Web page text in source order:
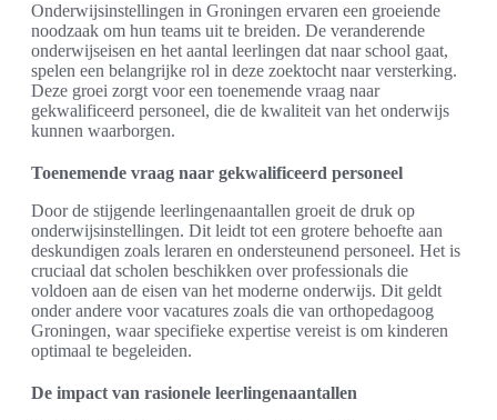
Onderwijsinstellingen in Groningen ervaren een groeiende
noodzaak om hun teams uit te breiden. De veranderende
onderwijseisen en het aantal leerlingen dat naar school gaat,
spelen een belangrijke rol in deze zoektocht naar versterking.
Deze groei zorgt voor een toenemende vraag naar
gekwalificeerd personeel, die de kwaliteit van het onderwijs
kunnen waarborgen.
Toenemende vraag naar gekwalificeerd personeel
Door de stijgende leerlingenaantallen groeit de druk op
onderwijsinstellingen. Dit leidt tot een grotere behoefte aan
deskundigen zoals leraren en ondersteunend personeel. Het is
cruciaal dat scholen beschikken over professionals die
voldoen aan de eisen van het moderne onderwijs. Dit geldt
onder andere voor vacatures zoals die van orthopedagoog
Groningen, waar specifieke expertise vereist is om kinderen
optimaal te begeleiden.
De impact van rasionele leerlingenaantallen